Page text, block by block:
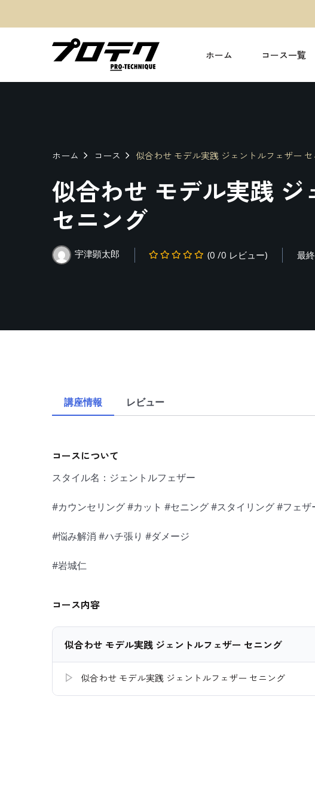
ホーム コース一覧
ホーム コース 似合わせ モデル実践 ジェントルフェザー
似合わせ モデル実践 ジ
セニング
宇津顕太郎 (0 /0 レビュー) 最
講座情報 レビュー
コースについて
スタイル名：ジェントルフェザー
#カウンセリング #カット #セニング #スタイリング #フェ
#悩み解消 #ハチ張り #ダメージ
#岩城仁
コース内容
似合わせ モデル実践 ジェントルフェザー セニング
似合わせ モデル実践 ジェントルフェザー セニング